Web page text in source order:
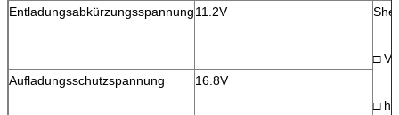
Entladungsabkürzungsspannung11.2V
□
□
Aufladungsschutzspannung 16.8V